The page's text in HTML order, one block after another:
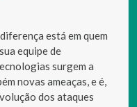
está em quem
equipe de
surgem a
novas ameaças, e é,
dos ataques